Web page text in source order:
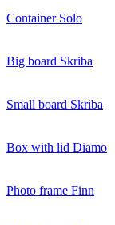
Container Solo
Big board Skriba
Small board Skriba
Box with lid Diamo
Photo frame Finn